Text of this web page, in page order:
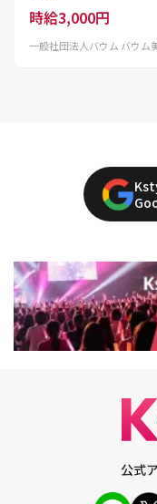
時給3,000円
一般社団法人バウム バウム
公式